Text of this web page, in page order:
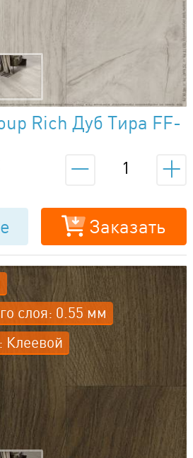
Rich Дуб Тира FF-
Заказать
слоя: 0.55 мм
Клеевой